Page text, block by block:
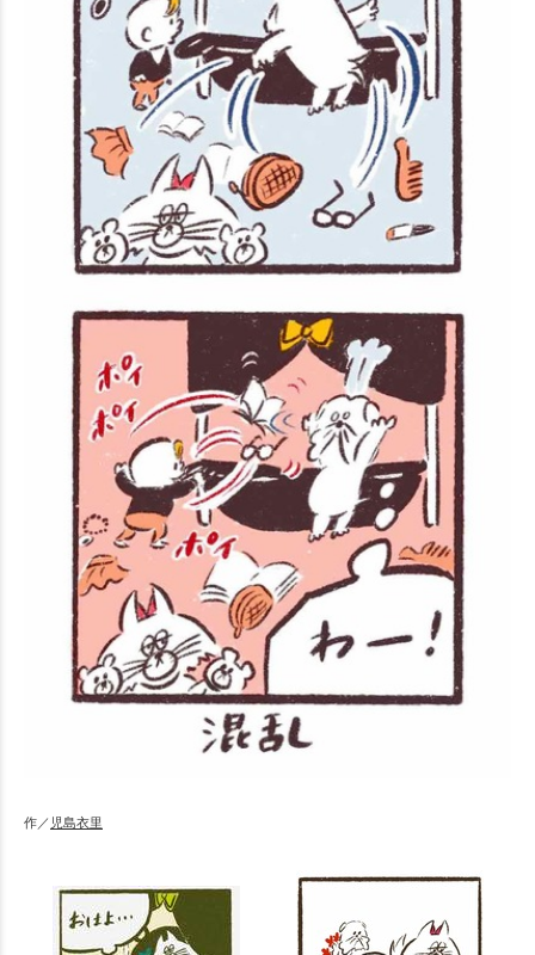
作／ 児島衣里